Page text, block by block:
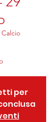
per